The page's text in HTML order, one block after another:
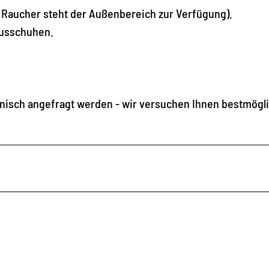
steht der Außenbereich zur Verfügung).
angefragt werden - wir versuchen Ihnen